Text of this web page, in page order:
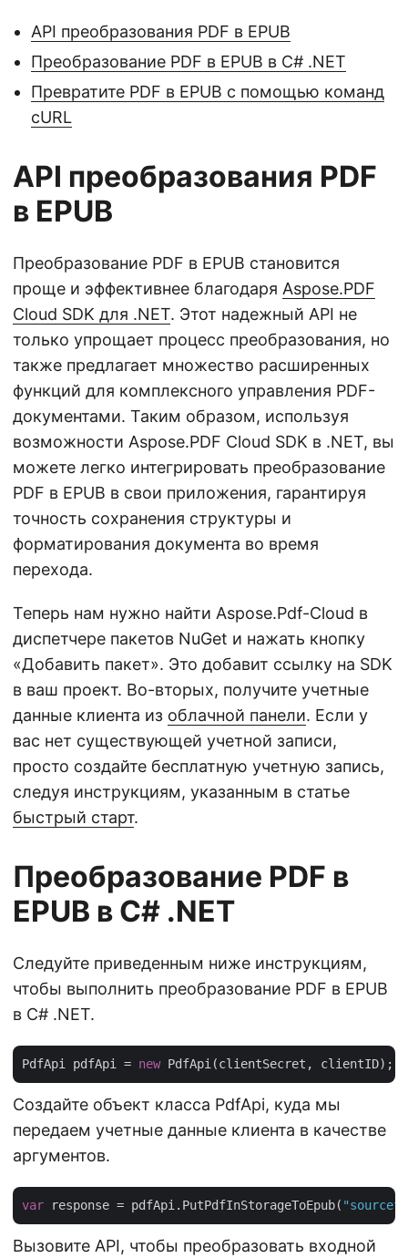
API преобразования PDF в EPUB
Преобразование PDF в EPUB в C# .NET
Превратите PDF в EPUB с помощью команд
cURL
API преобразования PDF
в EPUB
Преобразование PDF в EPUB становится
проще и эффективнее благодаря Aspose.PDF
Cloud SDK для .NET. Этот надежный API не
только упрощает процесс преобразования, но
также предлагает множество расширенных
функций для комплексного управления PDF-
документами. Таким образом, используя
возможности Aspose.PDF Cloud SDK в .NET, вы
можете легко интегрировать преобразование
PDF в EPUB в свои приложения, гарантируя
точность сохранения структуры и
форматирования документа во время
перехода.
Теперь нам нужно найти Aspose.Pdf-Cloud в
диспетчере пакетов NuGet и нажать кнопку
«Добавить пакет». Это добавит ссылку на SDK
в ваш проект. Во-вторых, получите учетные
данные клиента из облачной панели. Если у
вас нет существующей учетной записи,
просто создайте бесплатную учетную запись,
следуя инструкциям, указанным в статье
быстрый старт.
Преобразование PDF в
EPUB в C# .NET
Следуйте приведенным ниже инструкциям,
чтобы выполнить преобразование PDF в EPUB
в C# .NET.
PdfApi pdfApi = new
Создайте объект класса PdfApi, куда мы
передаем учетные данные клиента в качестве
аргументов.
var response = pdfApi.PutPdfInStorageToEpub(
Вызовите API, чтобы преобразовать входной